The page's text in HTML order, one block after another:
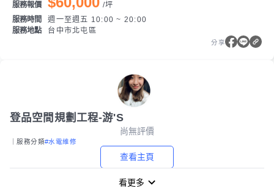
服務報價 /坪
服務時間
週一至週五 10:00 ~ 20:00
服務地點
台中市北屯區
分享
登品空間規劃工程-游'S
尚無評價
｜服務分類#水電維修
查看主頁
看更多